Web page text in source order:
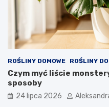
ROŚLINY DOMOWE ROŚLINY
Czym myć liście
sposoby
24 lipca 2026